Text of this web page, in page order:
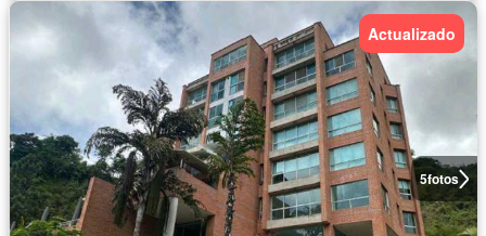
5fotos
Actualizado